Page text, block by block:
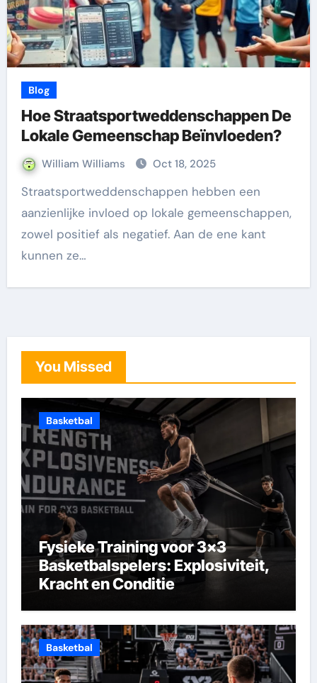
Blog
Hoe Straatsportweddenschappen De
Lokale Gemeenschap Beïnvloeden?
William Williams Oct 18, 2025
Straatsportweddenschappen hebben een
aanzienlijke invloed op lokale gemeenschappen,
zowel positief als negatief. Aan de ene kant
kunnen ze…
You Missed
Basketbal
Fysieke Training voor 3×3
Basketbalspelers: Explosiviteit,
Kracht en Conditie
Basketbal